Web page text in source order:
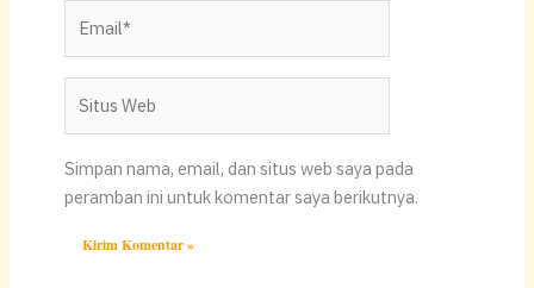
Web
Simpan nama, email, dan situs web saya pada
peramban ini untuk komentar saya berikutnya.